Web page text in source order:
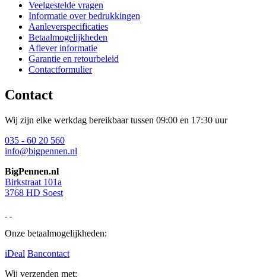
Veelgestelde vragen
Informatie over bedrukkingen
Aanleverspecificaties
Betaalmogelijkheden
Aflever informatie
Garantie en retourbeleid
Contactformulier
Contact
Wij zijn elke werkdag bereikbaar tussen 09:00 en 17:30 uur
035 - 60 20 560
info@bigpennen.nl
BigPennen.nl
Birkstraat 101a
3768 HD Soest
Onze betaalmogelijkheden:
iDeal Bancontact
Wij verzenden met: